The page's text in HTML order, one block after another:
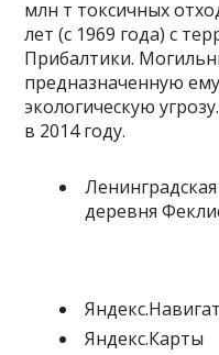
млн т токсичных
лет (с 1969 года) с
Прибалтики.
предназначенную
экологическую
в 2014 году.
деревня
Яндекс.Карты